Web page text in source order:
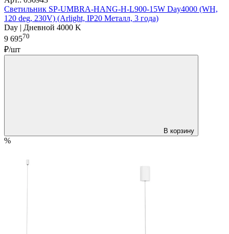
Светильник SP-UMBRA-HANG-H-L900-15W Day4000 (WH,
120 deg, 230V) (Arlight, IP20 Металл, 3 года)
Day | Дневной 4000 K
9 69570
₽/шт
В корзину
%